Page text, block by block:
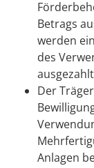
Betrags
werden
des
Der
Anlagen